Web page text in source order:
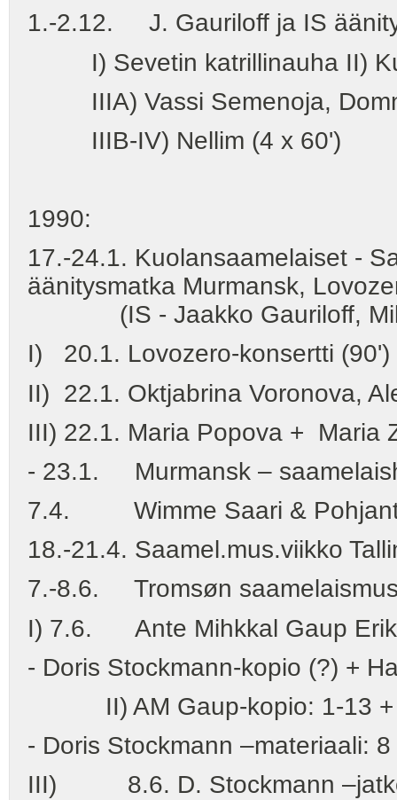
1.-2.12. J. Gauriloff ja IS
I) Sevetin katrillinauha II)
IIIA) Vassi Semenoja,
IIIB-IV) Nellim (4 x 60')
1990:
17.-24.1. Kuolansaamelaiset -
äänitysmatka Murmansk,
(IS - Jaakko Gauriloff,
I) 20.1. Lovozero-konsertti (90')
II) 22.1. Oktjabrina Voronova,
III) 22.1. Maria Popova + Maria
- 23.1. Murmansk –
7.4. Wimme Saari &
18.-21.4. Saamel.mus.viikko
7.-8.6. Tromsøn
I) 7.6. Ante Mihkkal Gaup Erik
- Doris Stockmann-kopio (?) +
II) AM Gaup-kopio: 1-13 +
- Doris Stockmann –materiaali:
III) 8.6. D. Stockmann